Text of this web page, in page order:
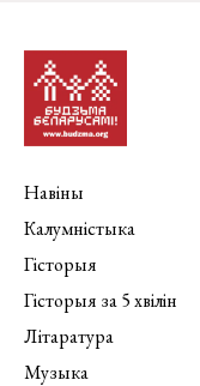
Навіны
Калумністыка
Гісторыя
Гісторыя за 5 хвілін
Літаратура
Музыка